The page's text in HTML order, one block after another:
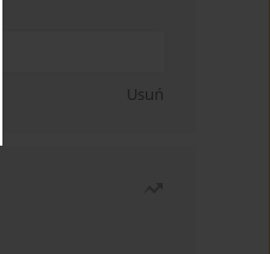
Usuń